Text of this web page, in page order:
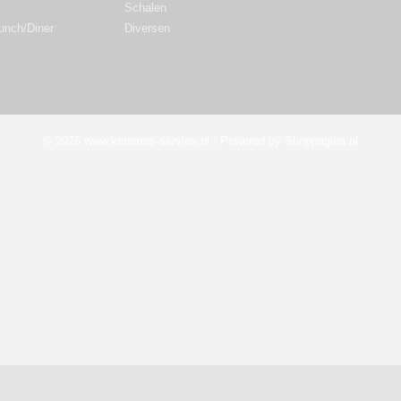
Diner
Schalen
Diversen